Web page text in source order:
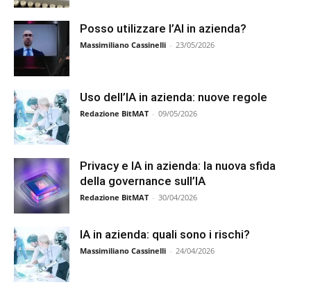
Posso utilizzare l’AI in azienda?
Massimiliano Cassinelli - 23/05/2026
Uso dell’IA in azienda: nuove regole
Redazione BitMAT - 09/05/2026
Privacy e IA in azienda: la nuova sfida
della governance sull’IA
Redazione BitMAT - 30/04/2026
IA in azienda: quali sono i rischi?
Massimiliano Cassinelli - 24/04/2026